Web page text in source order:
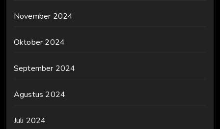
November 2024
Oktober 2024
September 2024
Agustus 2024
Juli 2024